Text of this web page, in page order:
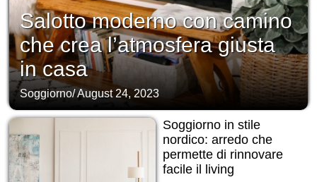
Salotto moderno con camino
che crea l’atmosfera giusta
in casa
Soggiorno/August 24, 2023
Soggiorno in stile
nordico: arredo che
permette di rinnovare
facile il living